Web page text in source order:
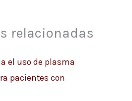
relacionadas